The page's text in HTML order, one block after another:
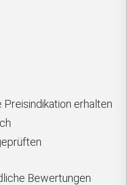
erhalten
Bewertungen